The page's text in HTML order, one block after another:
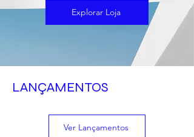
Explorar Loja
LANÇAMENTOS
Ver Lançamentos